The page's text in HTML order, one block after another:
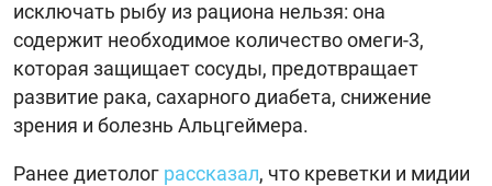
исключать рыбу из рациона нельзя: она
содержит необходимое количество омеги-3,
которая защищает сосуды, предотвращает
развитие рака, сахарного диабета, снижение
зрения и болезнь Альцгеймера.
Ранее диетолог рассказал, что креветки и мидии